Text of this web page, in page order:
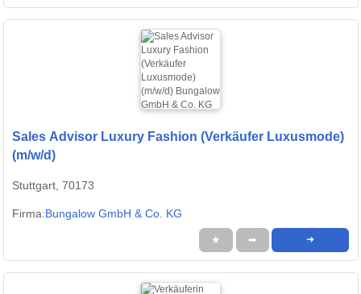
Sales Advisor Luxury Fashion (Verkäufer Luxusmode)
(m/w/d)
Stuttgart, 70173
Firma:Bungalow GmbH & Co. KG
★ ➦ ➜